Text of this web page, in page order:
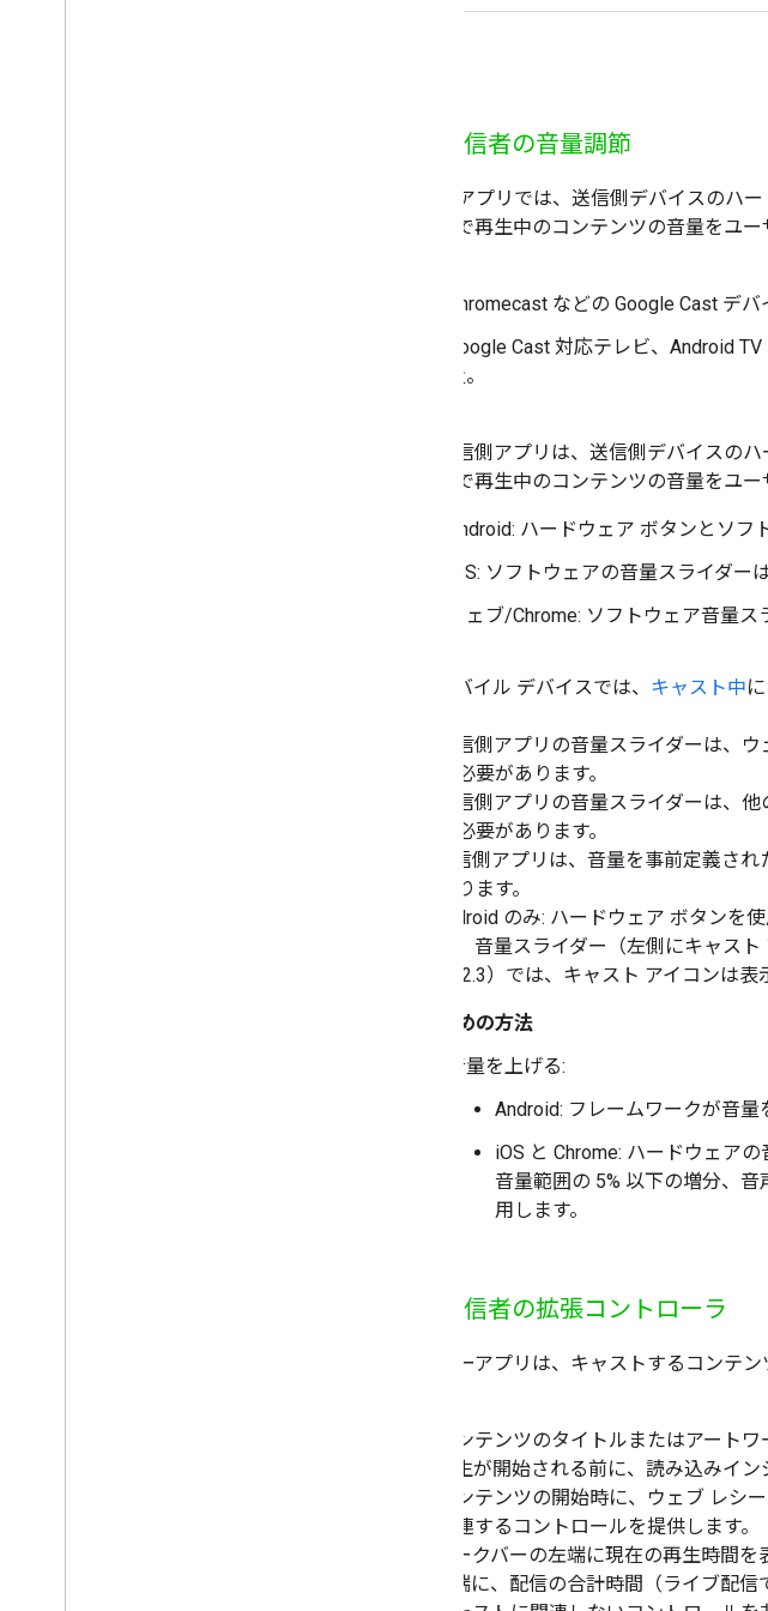
送信者の音量調節
送信側アプリでは、送信側デバイスのハ
ーカーで再生中のコンテンツの音量をユ
Chromecast などの Google Cast デ
Google Cast 対応テレビ、Android
量。
送信側アプリは、送信側デバイスの
ーカーで再生中のコンテンツの音量をユ
Android: ハードウェア ボタンとソ
iOS: ソフトウェアの音量スライダー
ウェブ/Chrome: ソフトウェア音量ス
モバイル デバイスでは、 キャスト中
送信側アプリの音量スライダーは、
持する必要があります。
送信側アプリの音量スライダーは、
映する必要があります。
送信側アプリは、音量を事前定義さ
要があります。
Android のみ: ハードウェア ボタンを
押すと、音量スライダー（左側にキャス
ジョン 2.3）では、キャスト アイコンは表
おすすめの方法
音量を上げる:
Android: フレームワークが音量
iOS と Chrome: ハードウェア
音量範囲の 5% 以下の増分、
用します。
送信者の拡張コントローラ
センダーアプリは、キャストするコンテ
コンテンツのタイトルまたはアート
再生が開始される前に、読み込みイ
コンテンツの開始時に、ウェブ レシ
関連するコントロールを提供します。
シークバーの左端に現在の再生時間を
右端に、配信の合計時間（ライブ配信